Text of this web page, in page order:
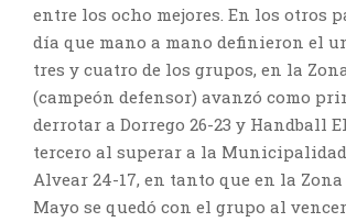
entre los ocho mejores. En los otros
día que mano a mano definieron el
tres y cuatro de los grupos, en la
(campeón defensor) avanzó como
derrotar a Dorrego 26-23 y Handball
tercero al superar a la Municipalidad
Alvear 24-17, en tanto que en la Zona
Mayo se quedó con el grupo al